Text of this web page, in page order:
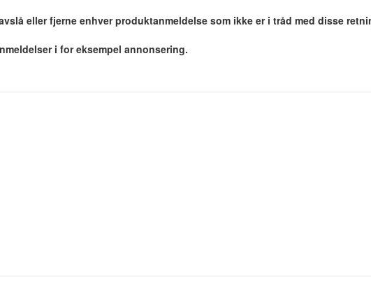
eller fjerne enhver produktanmeldelse som ikke er i tråd med disse
i for eksempel annonsering.